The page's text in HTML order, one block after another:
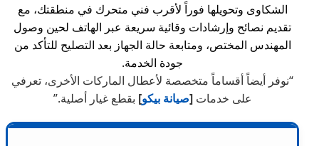
الشكاوى وتحويلها فوراً لأقرب فني متحرك في منطقتك، مع
تقديم نصائح وإرشادات وقائية سريعة عبر الهاتف لحين وصول
المهندس المختص، ومتابعة حالة الجهاز بعد التصليح للتأكد من
جودة الخدمة.
“نوفر أيضاً أقساماً متخصصة لأعطال الماركات الأخرى، تعرفي
على خدمات[صيانة بيكو] بقطع غيار أصلية.”